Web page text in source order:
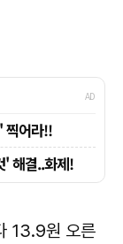
13.9원 오른